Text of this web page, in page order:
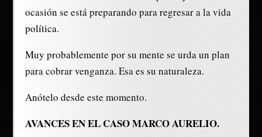
ocasión se está preparando para regresar a la vida
política.
Muy probablemente por su mente se urda un plan
para cobrar venganza. Esa es su naturaleza.
Anótelo desde este momento.
AVANCES EN EL CASO MARCO AURELIO.